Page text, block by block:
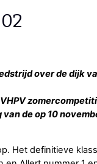
over de dijk
de op 10
Het definitieve